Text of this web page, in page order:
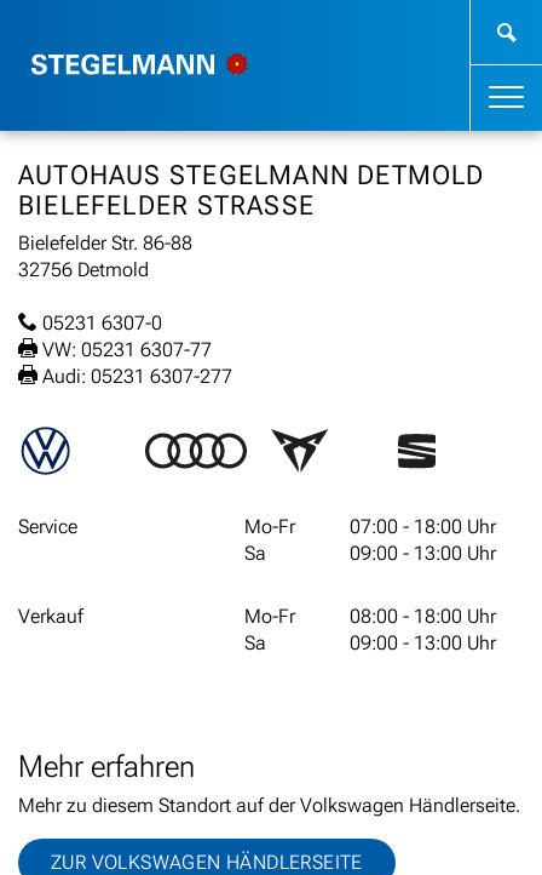
AUTOHAUS STEGELMANN DETMOLD
BIELEFELDER STRASSE
Bielefelder Str. 86-88
32756 Detmold
05231 6307-0
VW: 05231 6307-77
Audi: 05231 6307-277
Service Mo-Fr
07:00 - 18:00 Uhr
Sa
09:00 - 13:00 Uhr
Verkauf Mo-Fr
08:00 - 18:00 Uhr
Sa
09:00 - 13:00 Uhr
Mehr erfahren
Mehr zu diesem Standort auf der Volkswagen Händlerseite.
ZUR VOLKSWAGEN HÄNDLERSEITE